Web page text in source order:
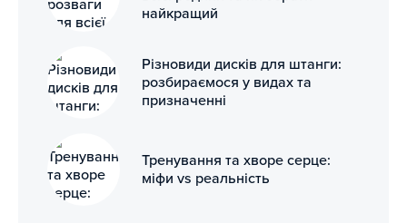
найкращий
Різновиди дисків для штанги:
розбираємося у видах та
призначенні
Тренування та хворе серце:
міфи vs реальність